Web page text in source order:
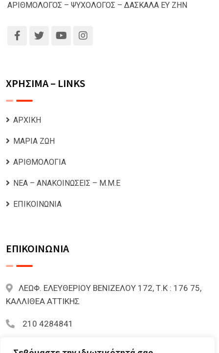
ΑΡΙΘΜΟΛΟΓΟΣ – ΨΥΧΟΛΟΓΟΣ – ΔΑΣΚΑΛΑ ΕΥ ΖΗΝ
ΧΡΗΣΙΜΑ – LINKS
ΑΡΧΙΚΗ
ΜΑΡΙΑ ΖΩΗ
ΑΡΙΘΜΟΛΟΓΙΑ
ΝΕΑ – ΑΝΑΚΟΙΝΩΣΕΙΣ – Μ.Μ.Ε
ΕΠΙΚΟΙΝΩΝΙΑ
ΕΠΙΚΟΙΝΩΝΙΑ
ΛΕΩΦ. ΕΛΕΥΘΕΡΙΟΥ ΒΕΝΙΖΕΛΟΥ 172, Τ.Κ : 176 75,
ΚΑΛΛΙΘΕΑ ΑΤΤΙΚΗΣ
210 4284841
mariazoi.powernumbers@gmail.com